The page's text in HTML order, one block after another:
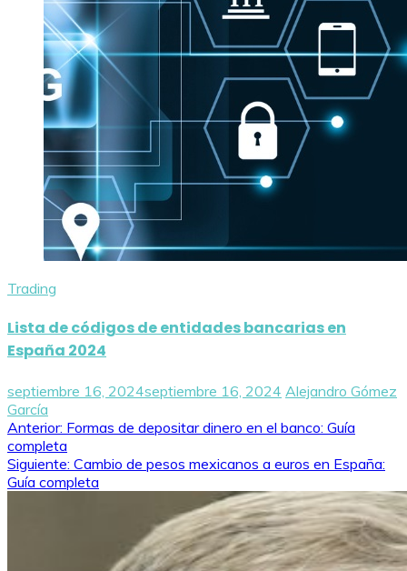
Trading
Lista de códigos de entidades bancarias en
España 2024
septiembre 16, 2024septiembre 16, 2024 Alejandro Gómez
García
Navegación
de
entradas
Anterior: Formas de depositar dinero en el banco: Guía
completa
Siguiente: Cambio de pesos mexicanos a euros en España:
Guía completa